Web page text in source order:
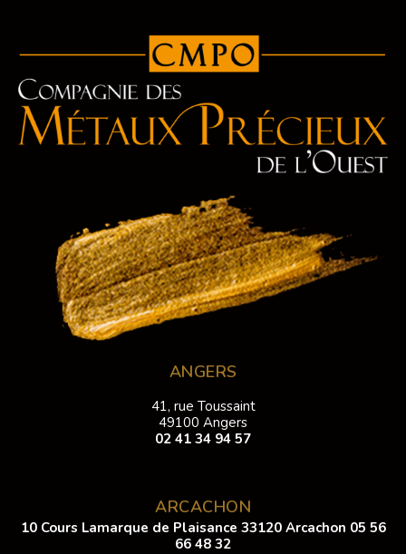
ANGERS
41, rue Toussaint
49100 Angers
02 41 34 94 57
ARCACHON
10 Cours Lamarque de Plaisance 33120 Arcachon 05 56
66 48 32